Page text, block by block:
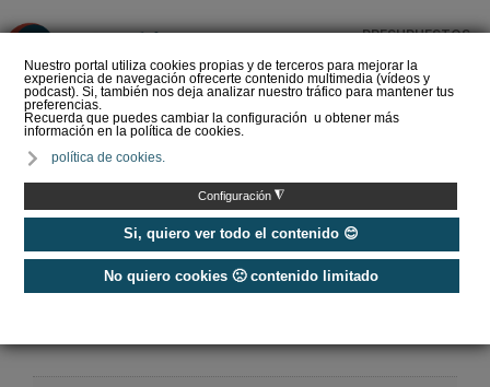
Nuestro portal utiliza cookies propias y de terceros para mejorar la
experiencia de navegación ofrecerte contenido multimedia (vídeos y
podcast). Si, también nos deja analizar nuestro tráfico para mantener tus
preferencias.
Recuerda que puedes cambiar la configuración u obtener más
información en la política de cookies.
política de cookies.
Configuración ◮
Si, quiero ver todo el contenido 😊
No quiero cookies 🙁 contenido limitado
PRESUPUESTOS
dieta que solo contaba
caloría…
Energías Renovables / Aerotermia